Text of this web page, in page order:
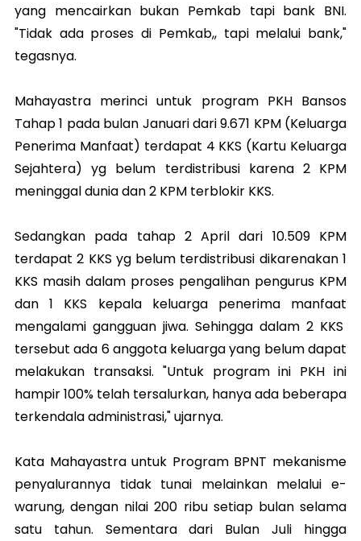
yang mencairkan bukan Pemkab tapi bank BNI.
"Tidak ada proses di Pemkab,, tapi melalui bank,"
tegasnya.
Mahayastra merinci untuk program PKH Bansos
Tahap 1 pada bulan Januari dari 9.671 KPM (Keluarga
Penerima Manfaat) terdapat 4 KKS (Kartu Keluarga
Sejahtera) yg belum terdistribusi karena 2 KPM
meninggal dunia dan 2 KPM terblokir KKS.
Sedangkan pada tahap 2 April dari 10.509 KPM
terdapat 2 KKS yg belum terdistribusi dikarenakan 1
KKS masih dalam proses pengalihan pengurus KPM
dan 1 KKS kepala keluarga penerima manfaat
mengalami gangguan jiwa. Sehingga dalam 2 KKS
tersebut ada 6 anggota keluarga yang belum dapat
melakukan transaksi. "Untuk program ini PKH ini
hampir 100% telah tersalurkan, hanya ada beberapa
terkendala administrasi," ujarnya.
Kata Mahayastra untuk Program BPNT mekanisme
penyalurannya tidak tunai melainkan melalui e-
warung, dengan nilai 200 ribu setiap bulan selama
satu tahun. Sementara dari Bulan Juli hingga